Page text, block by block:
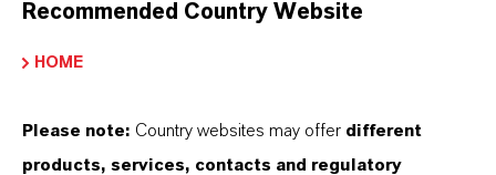
Jetzt anmelden
Bitte melden Sie sich für unseren Newsletter
an, um regelmäßig brandneue Informationen
Recommended Country Website
HOME
Please note: Country websites may offer different
products, services, contacts and regulatory